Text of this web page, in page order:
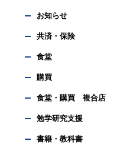
お知らせ
共済・保険
食堂
購買
食堂・購買 複合店
勉学研究支援
書籍・教科書